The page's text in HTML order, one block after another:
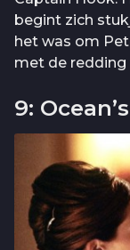
begint zich
het was om
met de redding
9: